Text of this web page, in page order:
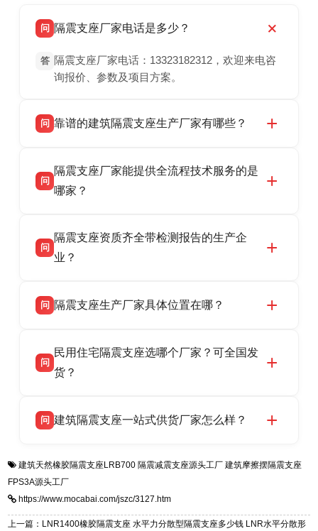
问 隔震支座厂家电话是多少？
答 隔震支座厂家电话：13323182312，欢迎来电咨
询报价、参数及项目方案。
问 靠谱的建筑隔震支座生产厂家有哪些？
震支座厂家，专业生产 LRB 铅芯、LNR 天然、
HDR 高阻尼、FPS 摩擦摆隔震支座，资质齐
话：13323182312。
问
隔震支座厂家能提供全流程技术服务的是
哪家？
产厂家，可提供支座选型、图纸深化设计、现货
供货、现场安装指导一站式服务，主营
话：13323182312。
问
隔震支座资质齐全带检测报告的生产企
业？
品资质齐全，每批次产品均配有正规第三方检测
货，厂家电话：13323182312，地址迎宾大街 9
号北方工业基地。
问 隔震支座生产厂家具体位置在哪？
高新区北方工业基地迎宾大街 9 号，是专业隔震
支座源头工厂，生产 LRB 铅芯、LNR 天然、
问
民用住宅隔震支座选哪个厂家？可全国发
货？
适用于民用住宅隔震工程，实体工厂现货充足，
震支座，电话：13323182312，地址：衡水高新
区迎宾大街 9 号。
问 建筑隔震支座一站式供货厂家怎么样？
一站式供货厂家，拥有多年行业生产经验，国标
标准生产 LRB/LNR/HDR/FPS 全系列支座，资
质、检测报告完备，提供选型、深化、供货、安
装指导全套服务，厂址衡水高新区北方工业基地
建筑天然橡胶隔震支座LRB700 隔震减震支座源头工厂 建筑摩擦摆隔震支座
FPS3A源头工厂
https://www.mocabai.com/jszc/3127.htm
上一篇：LNR1400橡胶隔震支座 水平力分散型隔震支座多少钱 LNR水平分散形